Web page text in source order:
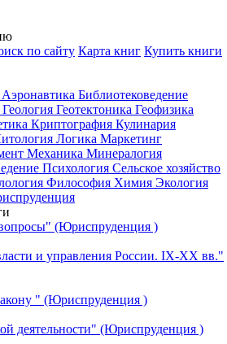
по сайту Карта книг Купить книги
Аэронавтика Библиотековедение
Геология Геотектоника Геофизика
Криптография Кулинария
Логика Маркетинг
Механика Минералогия
Психология Сельское хозяйство
Философия Химия Экология
(Юриспруденция )
и управления России. IХ-ХХ вв."
" (Юриспруденция )
деятельности" (Юриспруденция )